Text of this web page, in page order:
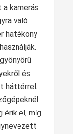
kamerás
való
hatékony
és
háttérrel.
érik el, míg